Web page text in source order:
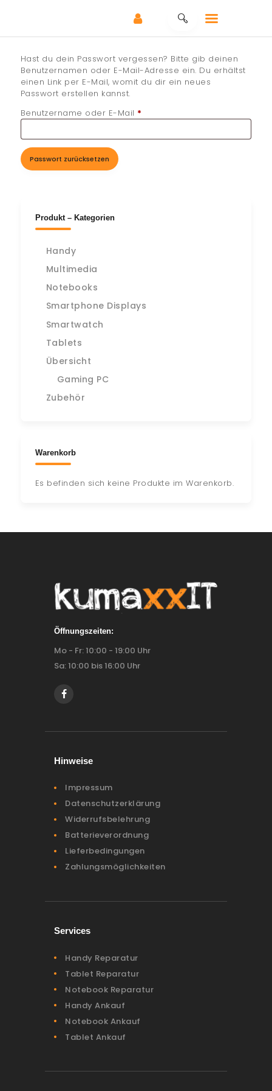
HOME
REPARATUR –
SERVICE
ANKAUF – SERVICE
SHOP
Hast du dein Passwort vergessen? Bitte gib deinen
Benutzernamen oder E-Mail-Adresse ein. Du erhältst
einen Link per E-Mail, womit du dir ein neues
Passwort erstellen kannst.
Benutzername oder E-Mail *
Passwort zurücksetzen
Produkt – Kategorien
Handy
Multimedia
Notebooks
Smartphone Displays
Smartwatch
Tablets
Übersicht
Gaming PC
Zubehör
Warenkorb
Es befinden sich keine Produkte im Warenkorb.
Öffnungszeiten:
Mo - Fr: 10:00 - 19:00 Uhr
Sa: 10:00 bis 16:00 Uhr
Hinweise
Impressum
Datenschutzerklärung
Widerrufsbelehrung
Batterieverordnung
Lieferbedingungen
Zahlungsmöglichkeiten
Services
Handy Reparatur
Tablet Reparatur
Notebook Reparatur
Handy Ankauf
Notebook Ankauf
Tablet Ankauf